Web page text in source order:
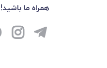
همراه ما باشید!